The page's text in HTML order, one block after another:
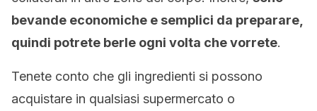
bevande economiche e semplici da preparare,
quindi potrete berle ogni volta che vorrete.
Tenete conto che gli ingredienti si possono
acquistare in qualsiasi supermercato o